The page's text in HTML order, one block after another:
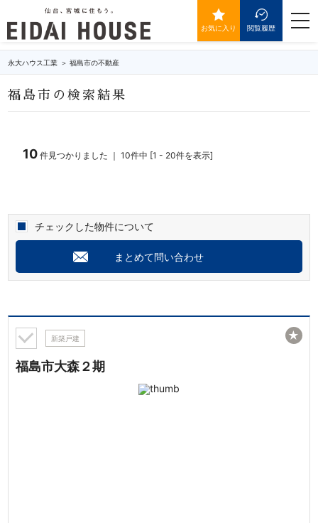
お気に入り 閲覧履歴
永大ハウス工業 福島市の不動産
福島市の検索結果
10 件見つかりました ｜ 10件中 [1 - 20件を表示]
チェックした物件について
まとめて問い合わせ
新築戸建
福島市大森２期
★